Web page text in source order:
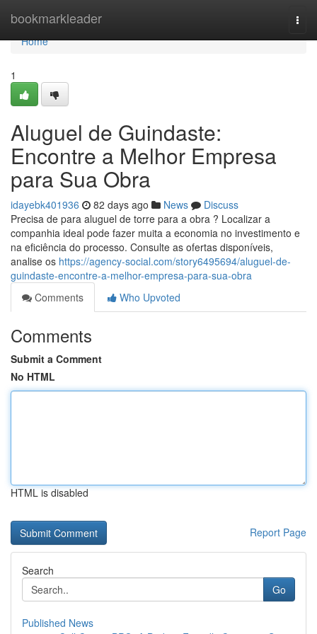
bookmarkleader
Home
Home
1
Aluguel de Guindaste:
Encontre a Melhor Empresa
para Sua Obra
idayebk401936 82 days ago News
Discuss
Precisa de para aluguel de torre para a obra ? Localizar a
companhia ideal pode fazer muita a economia no investimento e
na eficiência do processo. Consulte as ofertas disponíveis,
analise os https://agency-social.com/story6495694/aluguel-de-
guindaste-encontre-a-melhor-empresa-para-sua-obra
Comments
Who Upvoted
Comments
Submit a Comment
No HTML
HTML is disabled
Report Page
Search
Go
Published News